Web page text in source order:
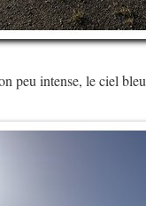
peu intense, le ciel